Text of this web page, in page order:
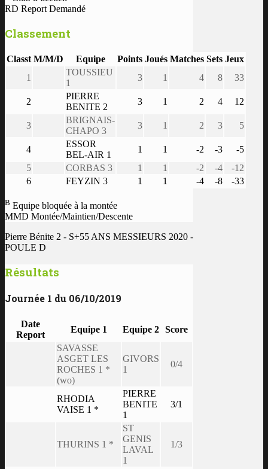
RD Report Demandé
Classement
Classt M/M/D Equipe Points Joués Matches Sets Jeux
1
TOUSSIEU
1
3 1 4 8 33
2
PIERRE
BENITE 2
3 1 2 4 12
3
BRIGNAIS-
CHAPO 3
3 1 2 3 5
4
ESSOR
BEL-AIR 1
1 1 -2 -3
-5
5
CORBAS 3 1 1 -2 -4
-12
6
FEYZIN 3 1 1 -4 -8 -33
B Equipe bloquée à la montée
MMD Montée/Maintien/Descente
Pierre Bénite 2 - S+55 ANS MESSIEURS 2020 -
POULE D
Résultats
Journée 1 du 06/10/2019
Date
Report
Equipe 1 Equipe 2 Score
SAVASSE
ASGET LES
ROCHES 1 *
(wo)
GIVORS
1
0/4
RHODIA
VAISE 1 *
PIERRE
BENITE
1
3/1
THURINS 1 *
ST
GENIS
LAVAL
1
1/3